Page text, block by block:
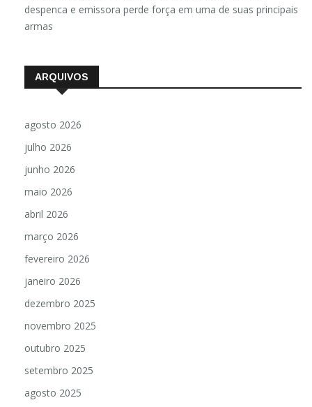
despenca e emissora perde força em uma de suas principais
armas
ARQUIVOS
agosto 2026
julho 2026
junho 2026
maio 2026
abril 2026
março 2026
fevereiro 2026
janeiro 2026
dezembro 2025
novembro 2025
outubro 2025
setembro 2025
agosto 2025